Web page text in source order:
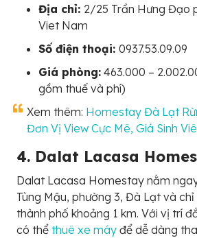
Địa chỉ: 2/25 Trần Hưng Đạo
Viet Nam
Số điện thoại: 0937.53.09.09
Giá phòng: 463.000 –
gồm thuế và phí)
Xem thêm: Homestay Đà Lạt
Đơn Vị View Cực Mê, Giá Sinh
4. Dalat Lacasa
Dalat Lacasa Homestay nằm
Tùng Mậu, phường 3, Đà Lạt và
thành phố khoảng 1 km. Với vị trí
có thể thuê xe máy để dễ dàng